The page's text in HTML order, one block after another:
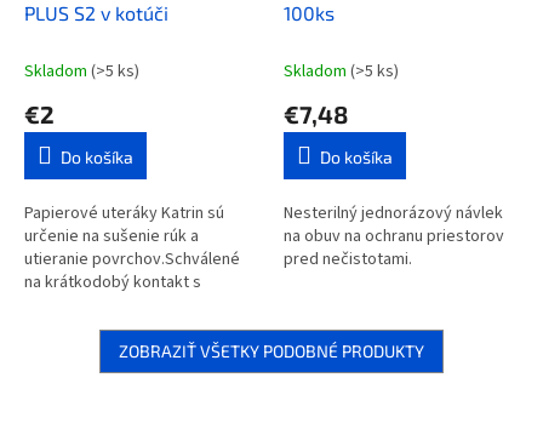
PLUS S2 v kotúči
Skladom (>5 ks)
€2
Do košíka
Papierové uteráky Katrin sú
určenie na sušenie rúk a
utieranie povrchov.Schválené
na krátkodobý kontakt s
100ks
Skladom (>5 ks)
€7,48
Do košíka
Nesterilný jednorázový návlek
na obuv na ochranu priestorov
pred nečistotami.
ZOBRAZIŤ VŠETKY PODOBNÉ PRODUKTY